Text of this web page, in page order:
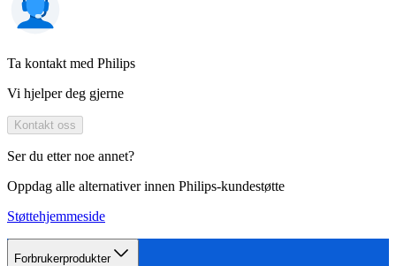
Ta kontakt med Philips
Vi hjelper deg gjerne
Kontakt oss
Ser du etter noe annet?
Oppdag alle alternativer innen Philips-kundestøtte
Støttehjemmeside
Forbrukerprodukter